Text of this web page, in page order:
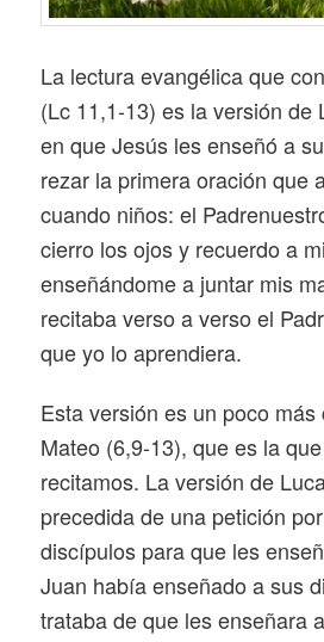
La lectura evangélica que
(Lc 11,1-13) es la versión de
en que Jesús les enseñó a
rezar la primera oración que
cuando niños: el
cierro los ojos y recuerdo a
enseñándome a juntar mis
recitaba verso a verso el
que yo lo aprendiera.
Esta versión es un poco
Mateo (6,9-13), que es la
recitamos. La versión de
precedida de una petición
discípulos para que les
Juan había enseñado a sus
trataba de que les enseñara